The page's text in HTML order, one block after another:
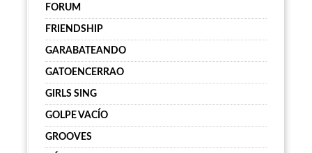
FORUM
FRIENDSHIP
GARABATEANDO
GATOENCERRAO
GIRLS SING
GOLPE VACÍO
GROOVES